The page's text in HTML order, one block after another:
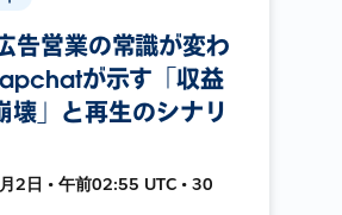
告営業の常識が変わ
が示す「収益
壊」と再生のシナリ
2日 • 午前02:55 UTC • 30